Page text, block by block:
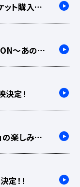
ト購入方
～あの
決定！
の楽しみ方
！！